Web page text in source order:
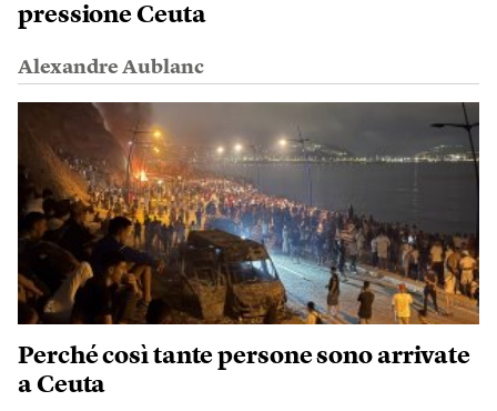
pressione Ceuta
Alexandre Aublanc
Perché così tante persone sono arrivate
a Ceuta